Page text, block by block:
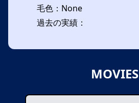
毛色：None
過去の実績：
MOVIES